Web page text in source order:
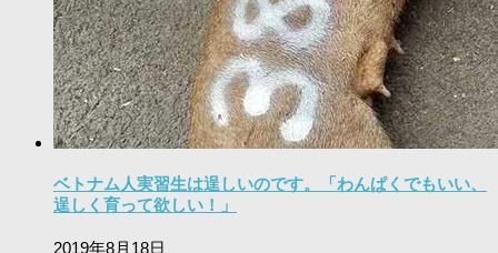
ベトナム人実習生は逞しいのです。「わんぱくでもいい、
逞しく育って欲しい！」
2019年8月18日